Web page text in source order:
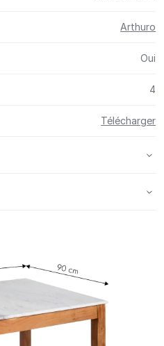
Arthuro
Oui
4
Télécharger